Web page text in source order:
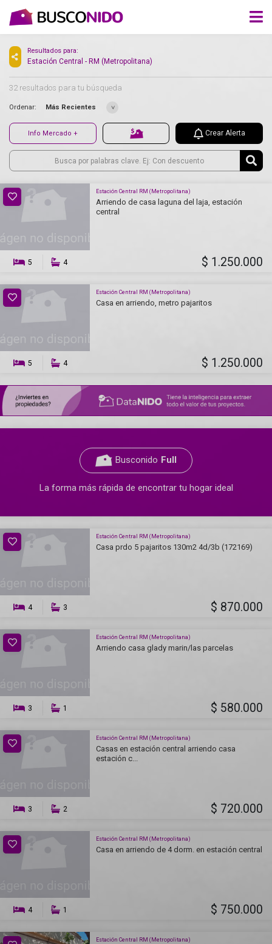
Resultados para:
Estación Central - RM (Metropolitana)
32 resultados para tu búsqueda
Ordenar: Más Recientes
Info Mercado + Crear Alerta
Estación Central RM (Metropolitana)
Arriendo de casa laguna del laja, estación
central
5 4 $ 1.250.000
Estación Central RM (Metropolitana)
Casa en arriendo, metro pajaritos
5 4 $ 1.250.000
Busconido Full
La forma más rápida de encontrar tu hogar ideal
Estación Central RM (Metropolitana)
Casa prdo 5 pajaritos 130m2 4d/3b (172169)
4 3 $ 870.000
Estación Central RM (Metropolitana)
Arriendo casa glady marin/las parcelas
3 1 $ 580.000
Estación Central RM (Metropolitana)
Casas en estación central arriendo casa
estación c...
3 2 $ 720.000
Estación Central RM (Metropolitana)
Casa en arriendo de 4 dorm. en estación central
4 1 $ 750.000
Estación Central RM (Metropolitana)